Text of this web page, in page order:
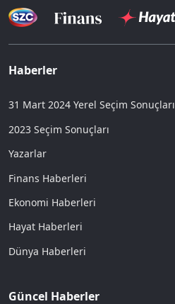
Haberler
31 Mart 2024 Yerel Seçim Sonuçları
2023 Seçim Sonuçları
Yazarlar
Finans Haberleri
Ekonomi Haberleri
Hayat Haberleri
Dünya Haberleri
Güncel Haberler